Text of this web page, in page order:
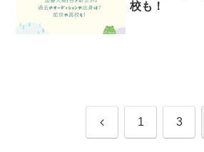
校も！
前 1 3